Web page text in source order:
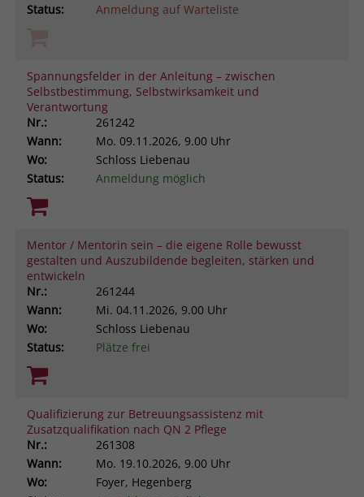
Status:
Anmeldung auf Warteliste
Spannungsfelder in der Anleitung – zwischen
Selbstbestimmung, Selbstwirksamkeit und
Verantwortung
Nr.:
261242
Wann:
Mo. 09.11.2026, 9.00 Uhr
Wo:
Schloss Liebenau
Status:
Anmeldung möglich
Mentor / Mentorin sein – die eigene Rolle bewusst
gestalten und Auszubildende begleiten, stärken und
entwickeln
Nr.:
261244
Wann:
Mi. 04.11.2026, 9.00 Uhr
Wo:
Schloss Liebenau
Status:
Plätze frei
Qualifizierung zur Betreuungsassistenz mit
Zusatzqualifikation nach QN 2 Pflege
Nr.:
261308
Wann:
Mo. 19.10.2026, 9.00 Uhr
Wo:
Foyer, Hegenberg